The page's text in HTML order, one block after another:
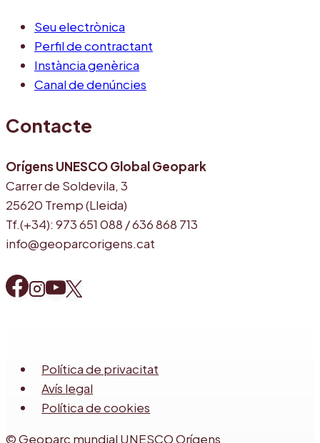
Seu electrònica
Perfil de contractant
Instància genèrica
Canal de denúncies
Contacte
Orígens UNESCO Global Geopark
Carrer de Soldevila, 3
25620 Tremp (Lleida)
Tf.(+34): 973 651 088 / 636 868 713
info@geoparcorigens.cat
Política de privacitat
Avís legal
Política de cookies
© Geoparc mundial UNESCO Orígens